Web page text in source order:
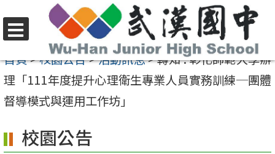
至
要
內
區
選
單
首頁>校園公告>活動訊息>轉知 : 彰化師範大學辦
理「111年度提升心理衛生專業人員實務訓練─團體
督導模式與運用工作坊」
校園公告